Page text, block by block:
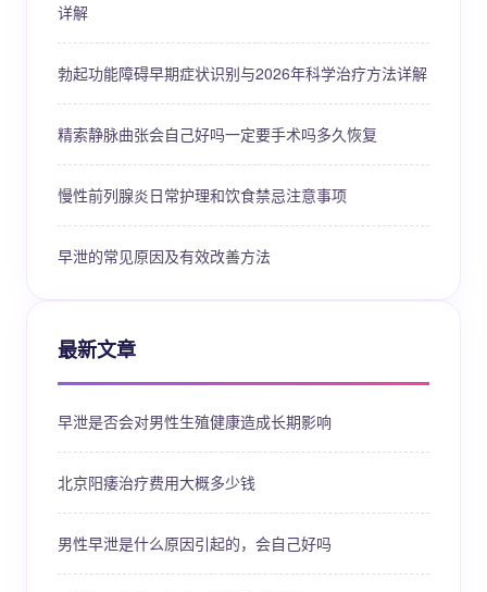
详解
勃起功能障碍早期症状识别与2026年科学治疗方法详解
精索静脉曲张会自己好吗一定要手术吗多久恢复
慢性前列腺炎日常护理和饮食禁忌注意事项
早泄的常见原因及有效改善方法
最新文章
早泄是否会对男性生殖健康造成长期影响
北京阳痿治疗费用大概多少钱
男性早泄是什么原因引起的，会自己好吗